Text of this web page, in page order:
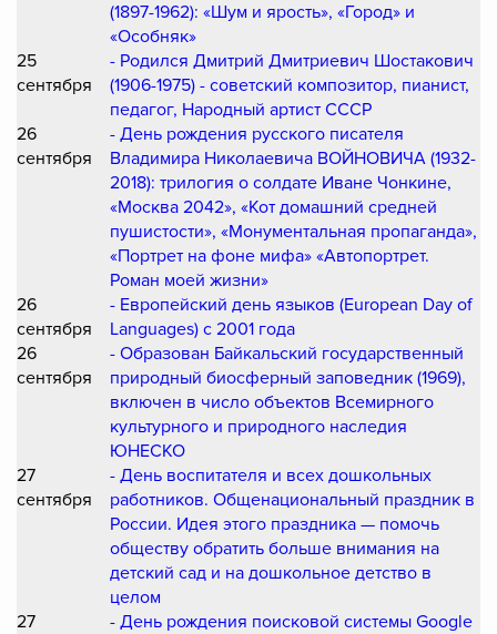
(1897-1962): «Шум и ярость», «Город» и
«Особняк»
25
сентября
- Родился Дмитрий Дмитриевич Шостакович
(1906-1975) - советский композитор, пианист,
педагог, Народный артист СССР
26
сентября
- День рождения русского писателя
Владимира Николаевича ВОЙНОВИЧА (1932-
2018): трилогия о солдате Иване Чонкине,
«Москва 2042», «Кот домашний средней
пушистости», «Монументальная пропаганда»,
«Портрет на фоне мифа» «Автопортрет.
Роман моей жизни»
26
сентября
- Европейский день языков (European Day of
Languages) c 2001 года
26
сентября
- Образован Байкальский государственный
природный биосферный заповедник (1969),
включен в число объектов Всемирного
культурного и природного наследия
ЮНЕСКО
27
сентября
- День воспитателя и всех дошкольных
работников. Общенациональный праздник в
России. Идея этого праздника — помочь
обществу обратить больше внимания на
детский сад и на дошкольное детство в
целом
27
- День рождения поисковой системы Google